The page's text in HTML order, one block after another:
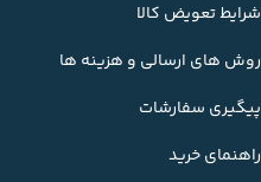
شرایط تعویض کالا
روش های ارسالی و هزینه ها
پیگیری سفارشات
راهنمای خرید